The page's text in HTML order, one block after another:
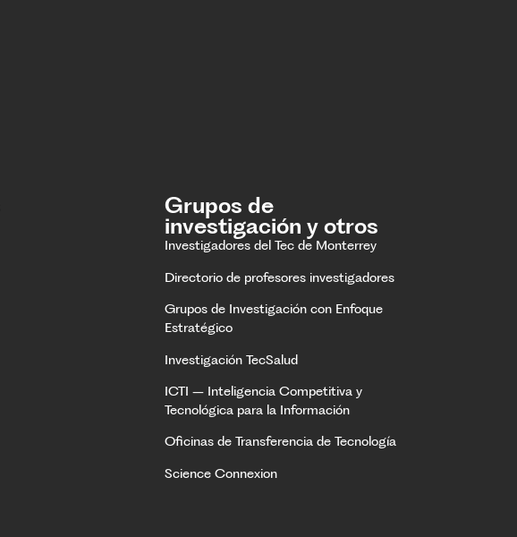
Grupos de
investigación y otros
Investigadores del Tec de Monterrey
Directorio de profesores investigadores
Grupos de Investigación con Enfoque
Estratégico
Investigación TecSalud
ICTI – Inteligencia Competitiva y
Tecnológica para la Información
Oficinas de Transferencia de Tecnología
Science Connexion